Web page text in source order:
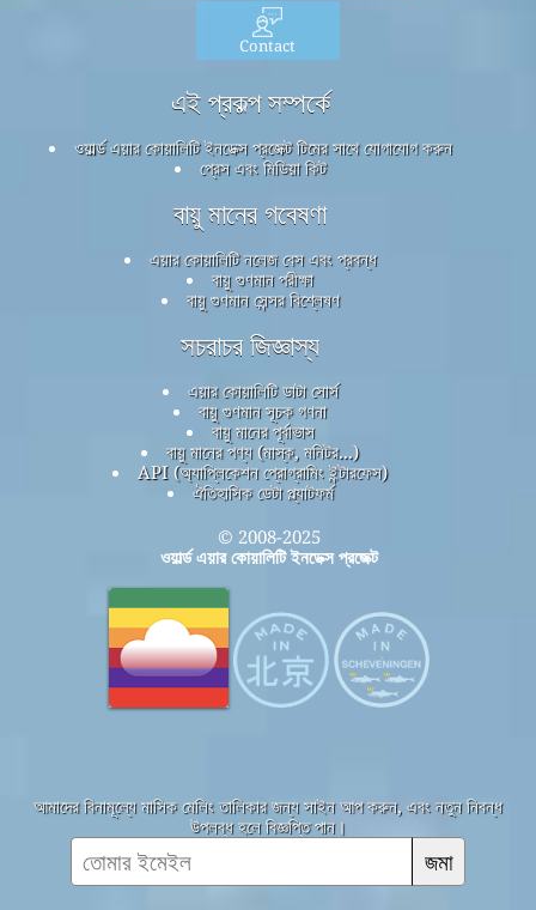
Contact
এই প্রকল্প সম্পর্কে
ওয়ার্ল্ড এয়ার কোয়ালিটি ইনডেক্স প্রজেক্ট টিমের সাথে যোগাযোগ করুন
প্রেস এবং মিডিয়া কিট
বায়ু মানের গবেষণা
এয়ার কোয়ালিটি নলেজ বেস এবং প্রবন্ধ
বায়ু গুণমান পরীক্ষা
বায়ু গুণমান সেন্সর বিশ্লেষণ
সচরাচর জিজ্ঞাস্য
এয়ার কোয়ালিটি ডাটা সোর্স
বায়ু গুণমান সূচক গণনা
বায়ু মানের পূর্বাভাস
বায়ু মানের পণ্য (মাস্ক, মনিটর...)
API (অ্যাপ্লিকেশন প্রোগ্রামিং ইন্টারফেস)
ঐতিহাসিক ডেটা প্ল্যাটফর্ম
© 2008-2025
ওয়ার্ল্ড এয়ার কোয়ালিটি ইনডেক্স প্রজেক্ট
আমাদের বিনামূল্যে মাসিক মেলিং তালিকার জন্য সাইন আপ করুন, এবং নতুন নিবন্ধ
উপলব্ধ হলে বিজ্ঞপ্তি পান।
জমা